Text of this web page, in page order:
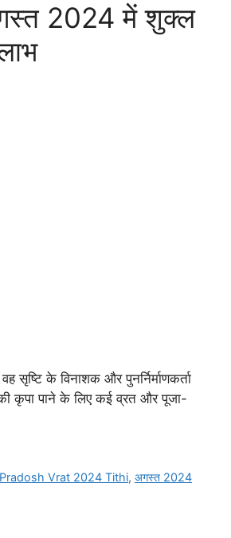
2024 में शुक्ल
सृष्टि के विनाशक और पुनर्निर्माणकर्ता
कृपा पाने के लिए कई व्रत और पूजा-
Vrat 2024 Tithi,अगस्त 2024